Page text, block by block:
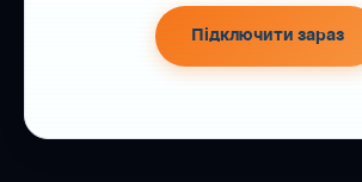
Підключити зараз